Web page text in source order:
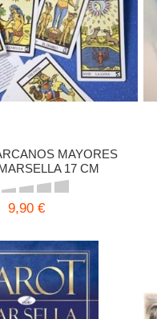
MAYORES
17 CM
9,90 €